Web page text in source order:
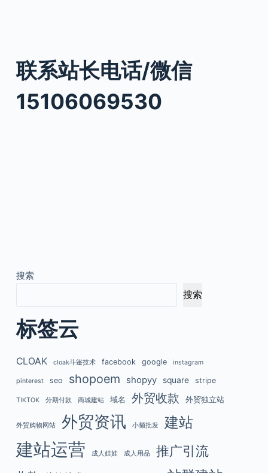
联系站长电话/微信
15106069530
搜索
搜索
标签云
CLOAK cloak斗篷技术 facebook google instagram
pinterest seo shopoem shopyy square stripe
TIKTOK 分期付款 商城建站 域名 外贸收款 外贸独立站
外贸购物网站 外贸资讯 小额批发 建站
建站运营 成人娃娃 成人用品 推广引流